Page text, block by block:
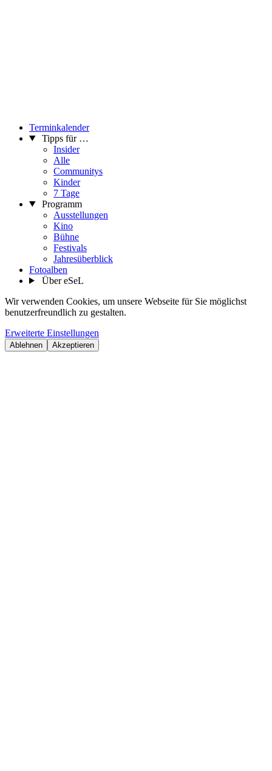
Terminkalender
Tipps für …
Insider
Alle
Communitys
Kinder
7 Tage
Programm
Ausstellungen
Kino
Bühne
Festivals
Jahresüberblick
Fotoalben
Über eSeL
Wir verwenden Cookies, um unsere Webseite für Sie möglichst
benutzerfreundlich zu gestalten.
Erweiterte Einstellungen
Ablehnen Akzeptieren